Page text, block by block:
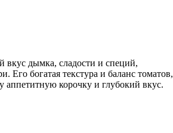
дымка, сладости и специй,
Его богатая текстура и баланс томатов,
аппетитную корочку и глубокий вкус.